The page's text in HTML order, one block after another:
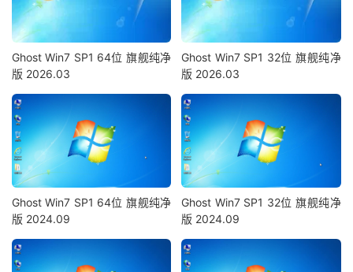
Ghost Win7 SP1 64位 旗舰纯净
版 2026.03
Ghost Win7 SP1 32位 旗舰纯净
版 2026.03
Ghost Win7 SP1 64位 旗舰纯净
版 2024.09
Ghost Win7 SP1 32位 旗舰纯净
版 2024.09